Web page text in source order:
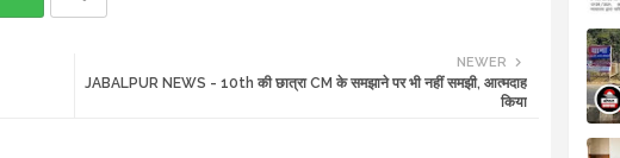
NEWER
JABALPUR NEWS - 10th की छात्रा CM के समझाने पर भी नहीं समझी, आत्मदाह
किया